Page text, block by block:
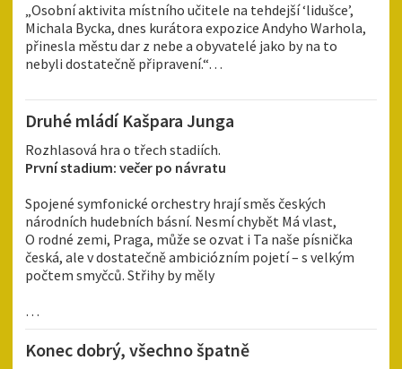
„Osobní aktivita místního učitele na tehdejší ‘lidušce’,
Michala Bycka, dnes kurátora expozice Andyho Warhola,
přinesla městu dar z nebe a obyvatelé jako by na to
nebyli dostatečně připravení.“…
Druhé mládí Kašpara Junga
Rozhlasová hra o třech stadiích.
První stadium: večer po návratu
Spojené symfonické orchestry hrají směs českých
národních hudebních básní. Nesmí chybět Má vlast,
O rodné zemi, Praga, může se ozvat i Ta naše písnička
česká, ale v dostatečně ambiciózním pojetí – s velkým
počtem smyčců. Střihy by měly
…
Konec dobrý, všechno špatně